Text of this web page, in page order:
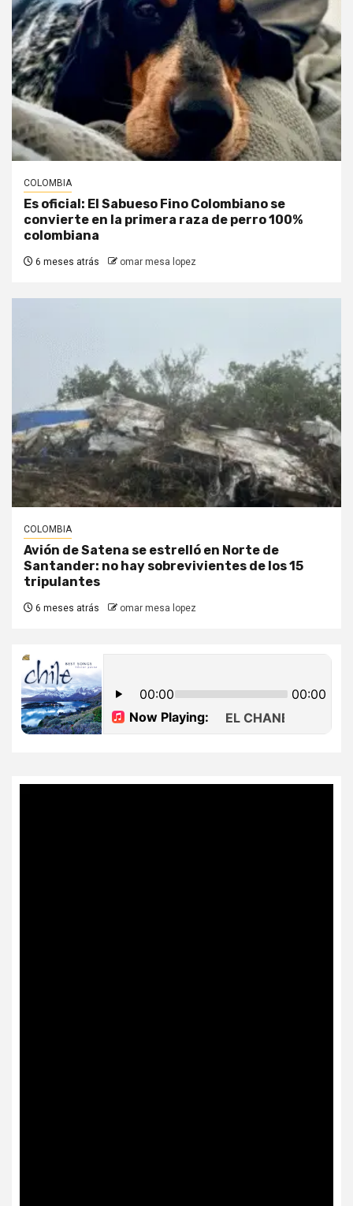
COLOMBIA
Es oficial: El Sabueso Fino Colombiano se
convierte en la primera raza de perro 100%
colombiana
6 meses atrás omar mesa lopez
COLOMBIA
Avión de Satena se estrelló en Norte de
Santander: no hay sobrevivientes de los 15
tripulantes
6 meses atrás omar mesa lopez